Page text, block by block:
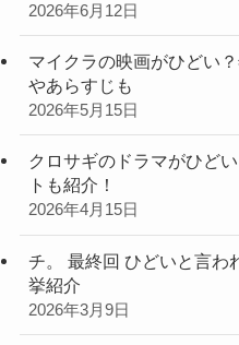
2026年6月12日
マイクラの映画がひどい
やあらすじも
2026年5月15日
クロサギのドラマがひど
トも紹介！
2026年4月15日
チ。 最終回 ひどいと言わ
挙紹介
2026年3月9日